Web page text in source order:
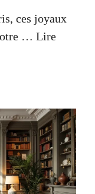
ces joyaux
… Lire